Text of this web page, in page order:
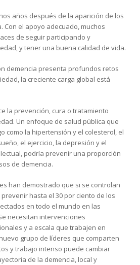
años después de la aparición de los
Con el apoyo adecuado, muchos
de seguir participando y
y tener una buena calidad de vida.
demencia presenta profundos retos
la creciente carga global está
la prevención, cura o tratamiento
Un enfoque de salud pública que
como la hipertensión y el colesterol, el
el ejercicio, la depresión y el
podría prevenir una proporción
de demencia.
han demostrado que si se controlan
hasta el 30 por ciento de los
en todo el mundo en las
necesitan intervenciones
y a escala que trabajen en
grupo de líderes que comparten
y trabajo intenso puede cambiar
de la demencia, local y